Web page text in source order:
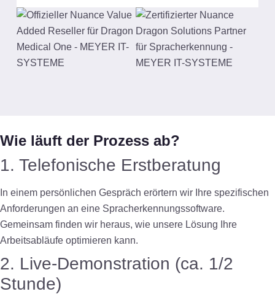
Wie läuft der Prozess ab?
1. Telefonische Erstberatung
In einem persönlichen Gespräch erörtern wir Ihre spezifischen
Anforderungen an eine Spracherkennungssoftware.
Gemeinsam finden wir heraus, wie unsere Lösung Ihre
Arbeitsabläufe optimieren kann.
2. Live-Demonstration (ca. 1/2
Stunde)